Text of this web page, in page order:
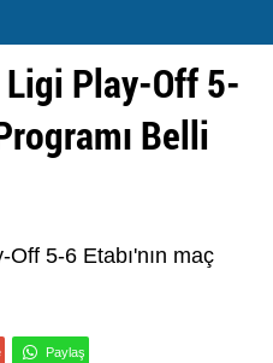
Ligi Play-Off 5-
Belli
5-6 Etabı'nın maç
Paylaş